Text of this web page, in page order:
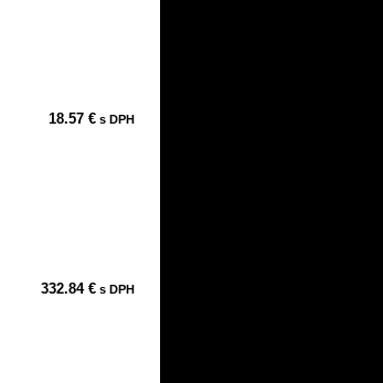
18.57 € s DPH
332.84 € s DPH